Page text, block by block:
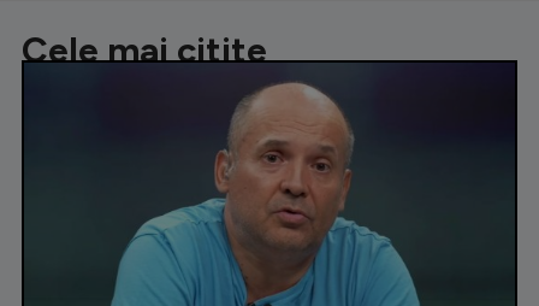
Cele mai citite